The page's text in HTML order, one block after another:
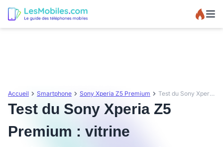
Accueil Smartphone Sony Xperia Z5 Premium Test du Sony Xperia Z5 Premium : vitrine technologique ou vraie révolution visuelle ?
Test du Sony Xperia Z5
Premium : vitrine